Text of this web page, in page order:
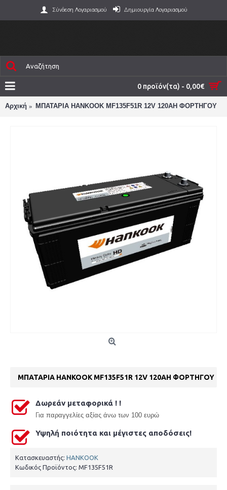
Σύνδεση Λογαριασμού Δημιουργία Λογαριασμού
0 προϊόν(τα) - 0,00€
Αρχική ΜΠΑΤΑΡΙΑ HANKOOK MF135F51R 12V 120AH ΦΟΡΤΗΓΟΥ
ΜΠΑΤΑΡΙΑ HANKOOK MF135F51R 12V 120AH ΦΟΡΤΗΓΟΥ
Δωρεάν μεταφορικά ! !
Για παραγγελίες αξίας άνω των 100 ευρώ
Υψηλή ποιότητα και μέγιστες αποδόσεις!
Κατασκευαστής: HANKOOK
Κωδικός Προϊόντος: MF135F51R